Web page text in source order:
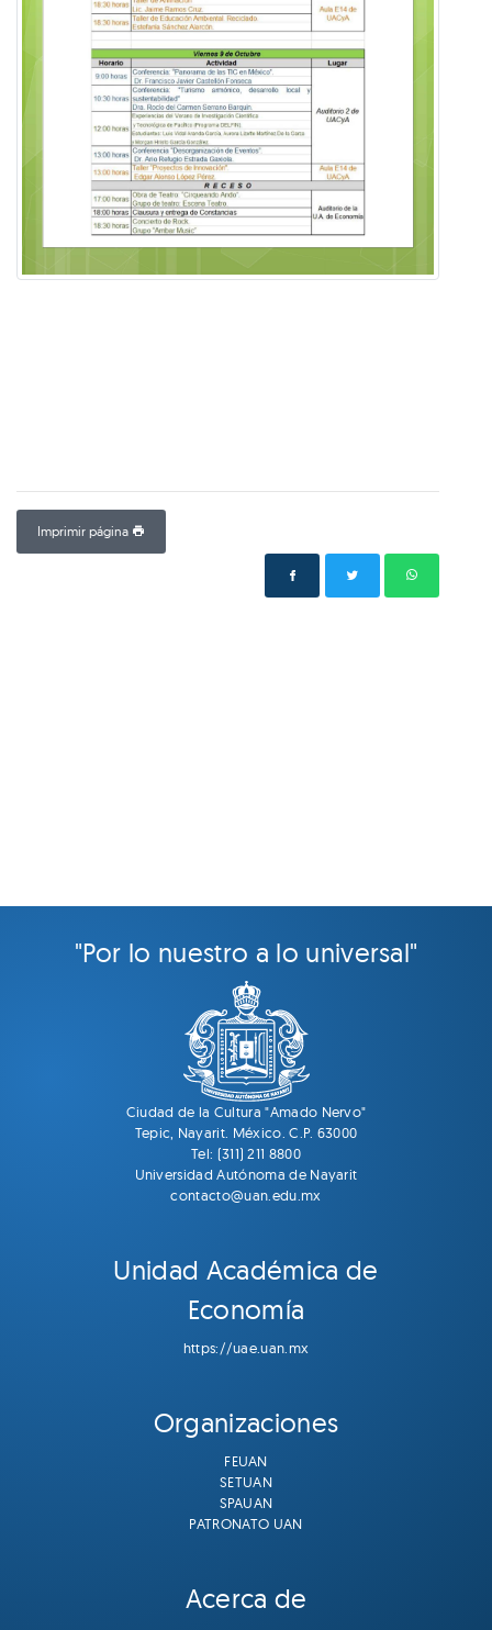
Imprimir página
"Por lo nuestro a lo universal"
Ciudad de la Cultura "Amado Nervo"
Tepic, Nayarit. México. C.P. 63000
Tel: (311) 211 8800
Universidad Autónoma de Nayarit
contacto@uan.edu.mx
Unidad Académica de
Economía
https://uae.uan.mx
Organizaciones
FEUAN
SETUAN
SPAUAN
PATRONATO UAN
Acerca de